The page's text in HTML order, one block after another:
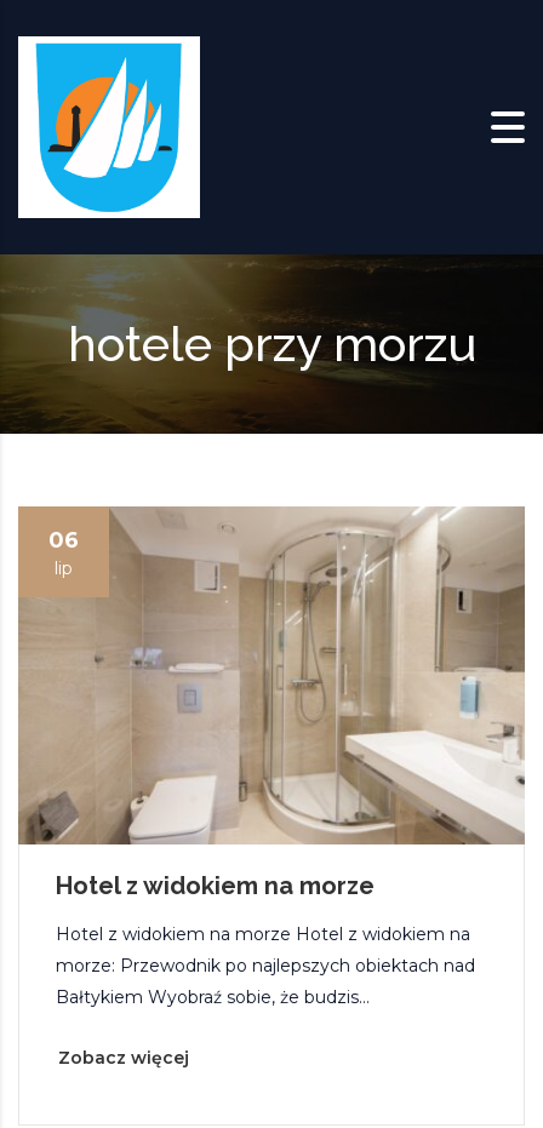
hotele przy morzu
06
lip
Hotel z widokiem na morze
Hotel z widokiem na morze Hotel z widokiem na
morze: Przewodnik po najlepszych obiektach nad
Bałtykiem Wyobraź sobie, że budzis...
Zobacz więcej